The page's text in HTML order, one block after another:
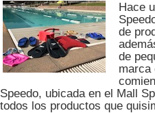
Hace
de
de
marca
Speedo, ubicada en el Mall
todos los productos que